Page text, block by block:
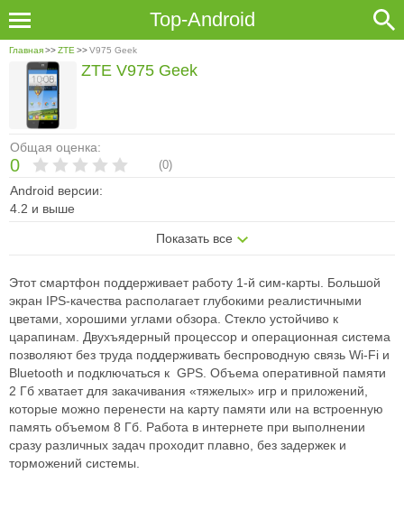
Top-Android
Главная>>ZTE >>V975 Geek
Общая оценка:
0 (0)
Android версии:
4.2 и выше
Показать все
ZTE V975 Geek
Этот смартфон поддерживает работу 1-й сим-карты. Большой
экран IPS-качества располагает глубокими реалистичными
цветами, хорошими углами обзора. Стекло устойчиво к
царапинам. Двухъядерный процессор и операционная система
позволяют без труда поддерживать беспроводную связь Wi-Fi и
Bluetooth и подключаться к GPS. Объема оперативной памяти
2 Гб хватает для закачивания «тяжелых» игр и приложений,
которые можно перенести на карту памяти или на встроенную
память объемом 8 Гб. Работа в интернете при выполнении
сразу различных задач проходит плавно, без задержек и
торможений системы.